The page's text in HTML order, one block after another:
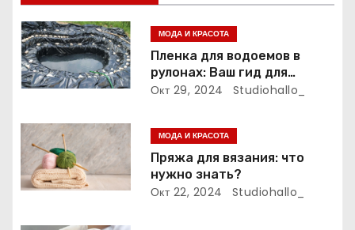
п
о
з
а
п
и
МОДА И КРАСОТА
Пленка для водоемов в
рулонах: Ваш гид для
выбора и применения
Окт 29, 2024 Studiohallo_
МОДА И КРАСОТА
Пряжа для вязания: что
нужно знать?
Окт 22, 2024 Studiohallo_